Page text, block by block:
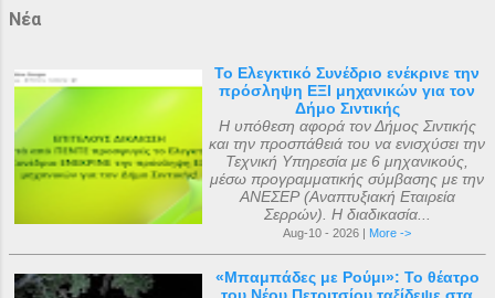
Νέα
Το Ελεγκτικό Συνέδριο ενέκρινε την
πρόσληψη ΕΞΙ μηχανικών για τον
Δήμο Σιντικής
Η υπόθεση αφορά τον Δήμος Σιντικής
και την προσπάθειά του να ενισχύσει την
Τεχνική Υπηρεσία με 6 μηχανικούς,
μέσω προγραμματικής σύμβασης με την
ΑΝΕΣΕΡ (Αναπτυξιακή Εταιρεία
Σερρών). Η διαδικασία...
Aug-10 - 2026 | More ->
«Μπαμπάδες με Ρούμι»: Το θέατρο
του Νέου Πετριτσίου ταξίδεψε στα